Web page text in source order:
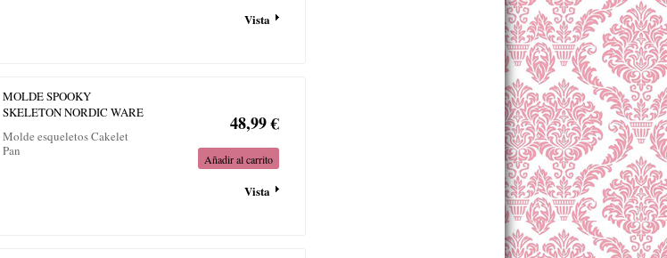
Vista
MOLDE SPOOKY
SKELETON NORDIC WARE
Molde esqueletos Cakelet
Pan
48,99 €
Añadir al carrito
Vista